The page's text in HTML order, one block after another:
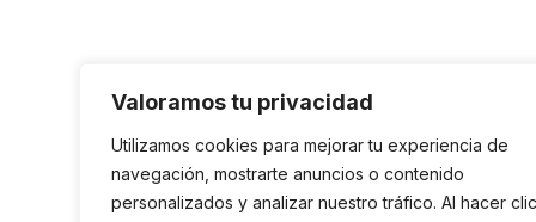
Valoramos tu privacidad
Utilizamos cookies para mejorar tu experiencia de
navegación, mostrarte anuncios o contenido
personalizados y analizar nuestro tráfico. Al hacer